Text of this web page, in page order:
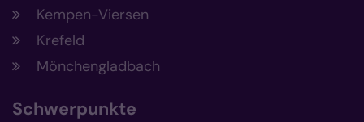
Kempen-Viersen
Krefeld
Mönchengladbach
Schwerpunkte